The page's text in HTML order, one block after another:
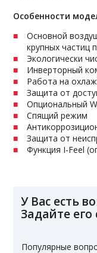
Особенности
Основной
крупных частиц
Экологически
Инверторный
Работа на
Защита от
Опциональный
Спящий режим
Защита от
Функция I-Feel
У Вас есть
Задайте его
Популярные